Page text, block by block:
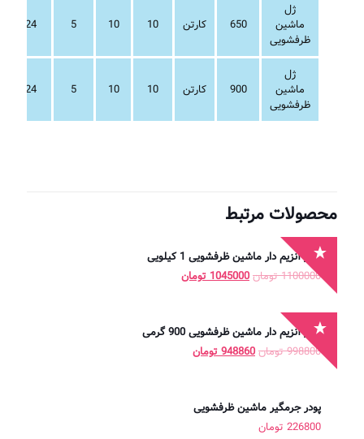
ژل
ماشین
ظرفشویی
650 کارتن 10
10
5
24
ژل
ماشین
ظرفشویی
900 کارتن 10
10
5
24
محصولات مرتبط
پودر آنزیم دار ماشین ظرفشویی 1 کیلویی
1100000تومانقیمت
1045000تومانقیمت
است.
پودر آنزیم دار ماشین ظرفشویی 900 گرمی
998800تومانقیمت
948860تومانقیمت
پودر جرمگیر ماشین ظرفشویی
226800 تومان